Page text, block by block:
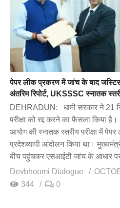
पेपर लीक प्रकरण में जांच के बाद जस्टिस
अंतरिम रिपोर्ट, UKSSSC स्नातक
DEHRADUN: धामी सरकार ने 21
परीक्षा को रद्द करने का फैसला किया
आयोग की स्नातक स्तरीय परीक्षा में
प्रदेशव्यापी आंदोलन किया था।
बीच पहुंचकर एसआईटी जांच के आधार
Devbhoomi Dialogue
344
0